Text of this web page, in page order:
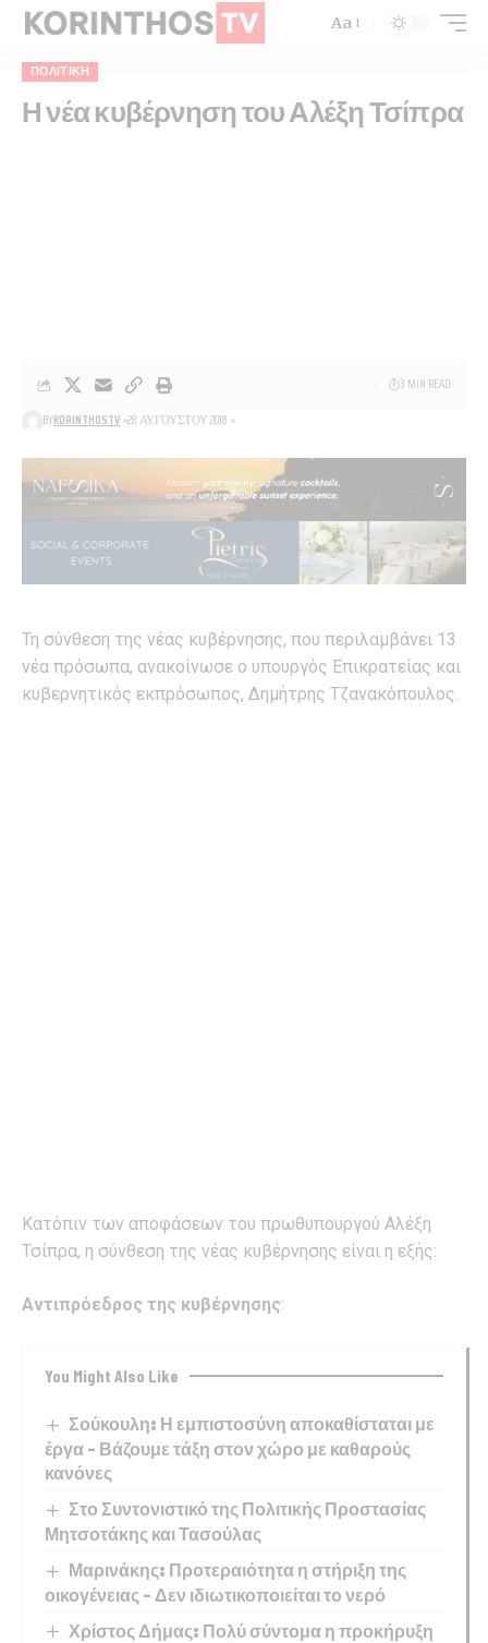
Aa
ΠΟΛΙΤΙΚΉ
Η νέα κυβέρνηση του Αλέξη Τσίπρα
BYKORINTHOSTV 28 ΑΥΓΟΎΣΤΟΥ 2018
3 MIN READ
Τη σύνθεση της νέας κυβέρνησης, που περιλαμβάνει 13
νέα πρόσωπα, ανακοίνωσε ο υπουργός Επικρατείας και
κυβερνητικός εκπρόσωπος, Δημήτρης Τζανακόπουλος.
Κατόπιν των αποφάσεων του πρωθυπουργού Αλέξη
Τσίπρα, η σύνθεση της νέας κυβέρνησης είναι η εξής:
Αντιπρόεδρος της κυβέρνησης:
You Might Also Like
Σούκουλη: Η εμπιστοσύνη αποκαθίσταται με
έργα – Βάζουμε τάξη στον χώρο με καθαρούς
κανόνες
Στο Συντονιστικό της Πολιτικής Προστασίας
Μητσοτάκης και Τασούλας
Μαρινάκης: Προτεραιότητα η στήριξη της
οικογένειας – Δεν ιδιωτικοποιείται το νερό
Χρίστος Δήμας: Πολύ σύντομα η προκήρυξη